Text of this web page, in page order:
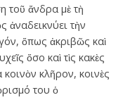
τοῦ ἄνδρα μὲ τὴ
ἀναδεικνύει τὴν
ὅπως ἀκριβῶς καὶ
ὅσο καὶ τὶς κακὲς
κλῆρον, κοινὲς
του ὁ